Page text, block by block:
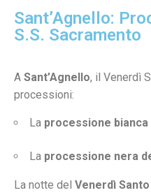
Sant’Agnello:
S.S. Sacramento
A Sant’Agnello, il Venerdì
processioni:
La processione
La processione nera
La notte del Venerdì Santo